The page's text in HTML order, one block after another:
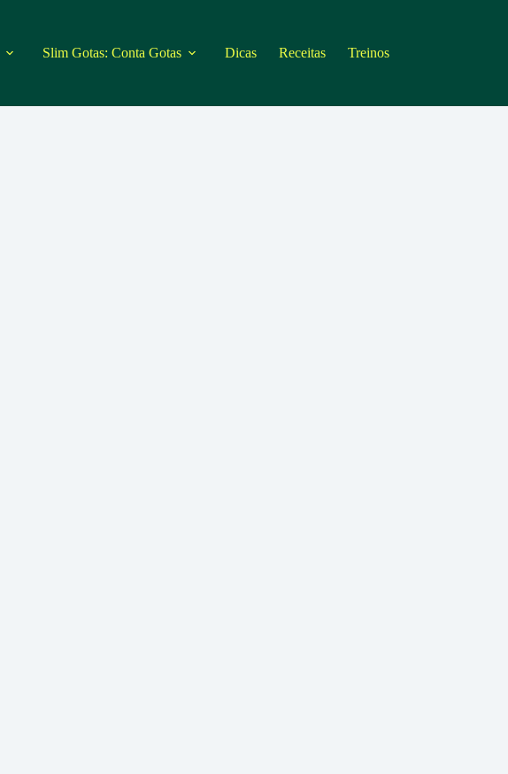
Slim Gotas: Conta Gotas Dicas Receitas Treinos